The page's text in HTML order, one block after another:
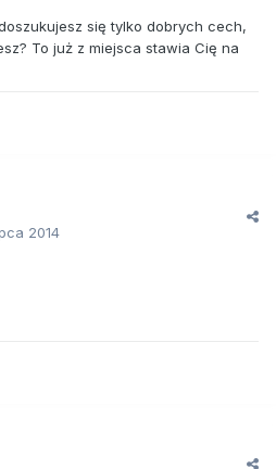
się tylko dobrych cech,
To już z miejsca stawia Cię na
2014